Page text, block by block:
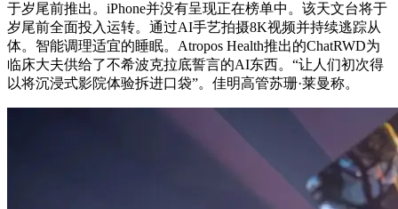
于岁尾前推出。iPhone并没有呈现正在榜单中。该天文台将于
岁尾前全面投入运转。通过AI手艺拍摄8K视频并持续逃踪从
体。智能调理适宜的睡眠。Atropos Health推出的ChatRWD为
临床大夫供给了不希波克拉底誓言的AI东西。“让人们初次得
以将沉浸式影院体验拆进口袋”。佳明高管苏珊·莱曼称。